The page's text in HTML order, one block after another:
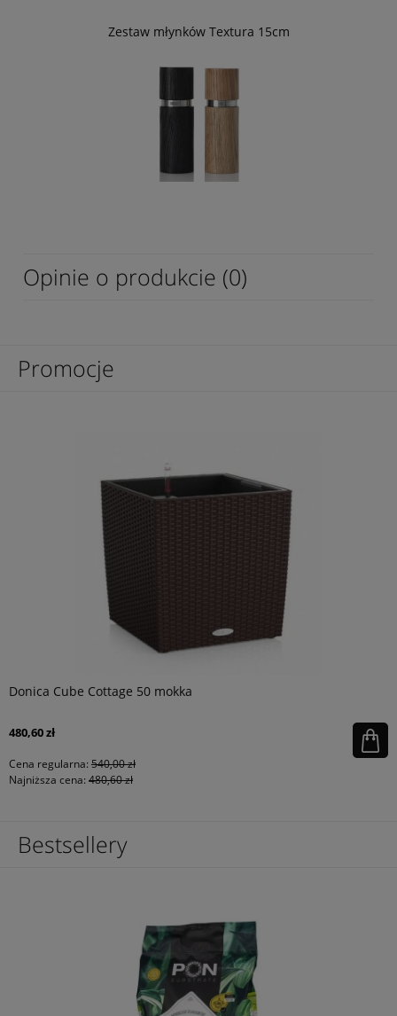
Zestaw młynków Textura 15cm
Opinie o produkcie (0)
Promocje
Donica Cube Cottage 50 mokka
480,60 zł
Cena regularna: 540,00 zł
Najniższa cena: 480,60 zł
Bestsellery